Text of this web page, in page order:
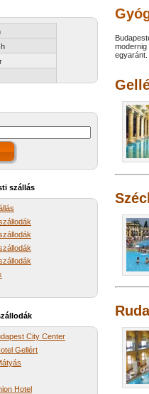
szállás
City Center
Gellért
Hotel
egyaránt.